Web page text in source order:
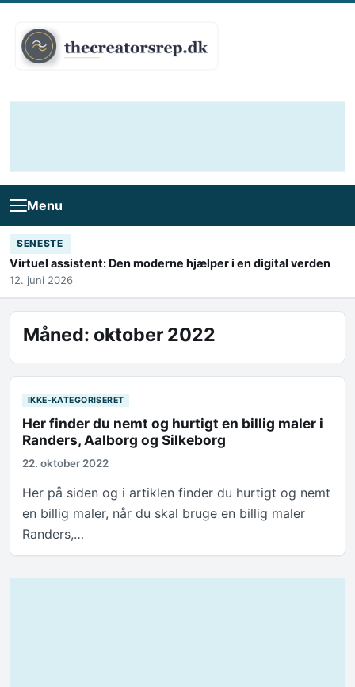
Menu
SENESTE
Virtuel assistent: Den moderne hjælper i en digital verden
12. juni 2026
Måned: oktober 2022
IKKE-KATEGORISERET
Her finder du nemt og hurtigt en billig maler i
Randers, Aalborg og Silkeborg
22. oktober 2022
Her på siden og i artiklen finder du hurtigt og nemt
en billig maler, når du skal bruge en billig maler
Randers,…